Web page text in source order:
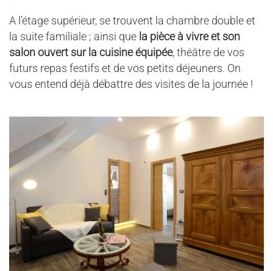
A l'étage supérieur, se trouvent la chambre double et
la suite familiale ; ainsi que la pièce à vivre et son
salon ouvert sur la cuisine équipée, théâtre de vos
futurs repas festifs et de vos petits déjeuners. On
vous entend déjà débattre des visites de la journée !